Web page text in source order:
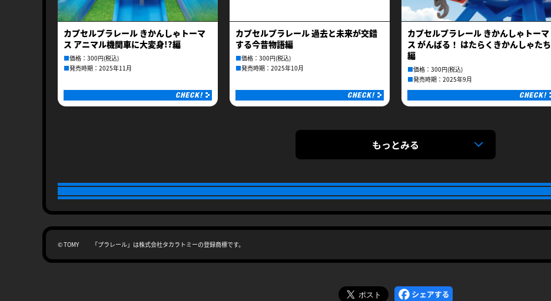
カプセルプラレール きかんしゃトーマ
ス アニマル機関車に大変身!?編
■価格：300円(税込)
■発売時期：2025年11月
カプセルプラレール 過去と未来が交錯
する今昔物語編
■価格：300円(税込)
■発売時期：2025年10月
カプセルプラレール きかんしゃトーマ
ス がんばる！ はたらくきかんしゃたち
編
■価格：300円(税込)
■発売時期：2025年9月
もっとみる
© TOMY 「プラレール」は株式会社タカラトミーの登録商標です。